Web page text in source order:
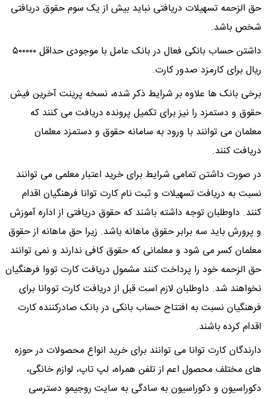
حق الزحمه تسهیلات دریافتی نباید بیش از یک سوم حقوق دریافتی
شخص باشد.
داشتن حساب بانکی فعال در بانک عامل با موجودی حداقل ۵۰۰۰۰۰
ریال برای کارمزد صدور کارت.
برخی بانک ها علاوه بر شرایط ذکر شده، نسخه پرینت آخرین فیش
حقوق و دستمزد را نیز برای تکمیل پرونده دریافت می کنند که
معلمان می توانند با ورود به سامانه حقوق و دستمزد معلمان
دریافت کنند.
در صورت داشتن تمامی شرایط برای خرید اعتبار معلمی می توانند
نسبت به دریافت تسهیلات و ثبت نام کارت توانا فرهنگیان اقدام
کنند. داوطلبان توجه داشته باشند که حقوق دریافتی از اداره آموزش
و پرورش باید سه برابر حقوق ماهانه باشد. زیرا حق ماهانه از حقوق
معلمان کسر می شود و معلمانی که حقوق کافی ندارند و نمی توانند
حق الزحمه خود را پرداخت کنند مشمول دریافت کارت تووا فرهنگیان
نخواهند شد. داوطلبان لازم است قبل از دریافت کارت تووانا برای
فرهنگیان نسبت به افتتاح حساب بانکی در بانک صادرکننده کارت
اقدام کرده باشند.
دارندگان کارت توانا می توانند برای خرید انواع محصولات در حوزه
های مختلف محصول اعم از تلفن همراه، لپ تاپ، لوازم خانگی،
دکوراسیون و دکوراسیون به سادگی به سایت روجیمو دسترسی